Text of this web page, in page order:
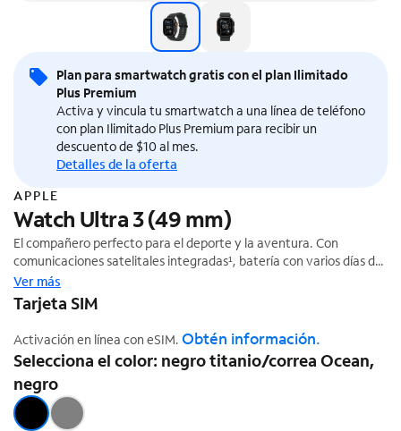
Plan para smartwatch gratis con el plan Ilimitado
Plus Premium
Activa y vincula tu smartwatch a una línea de teléfono
con plan Ilimitado Plus Premium para recibir un
descuento de $10 al mes.
Detalles de la oferta
APPLE
Watch Ultra 3 (49 mm)
El compañero perfecto para el deporte y la aventura. Con
comunicaciones satelitales integradas¹, batería con varios días de
duración² y métricas avanzadas.
Ver más
Tarjeta SIM
Activación en línea con eSIM. Obtén información.
Selecciona el color: negro titanio/correa Ocean,
negro